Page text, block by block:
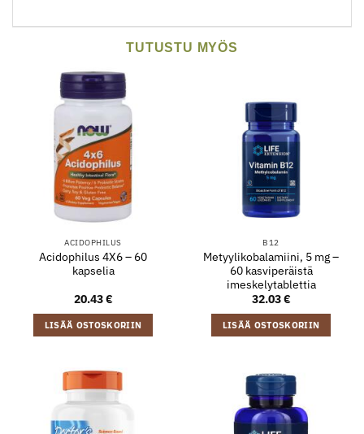
TUTUSTU MYÖS
ACIDOPHILUS
Acidophilus 4X6 – 60
kapselia
20.43€
LISÄÄ OSTOSKORIIN
B12
Metyylikobalamiini, 5 mg –
60 kasviperäistä
imeskelytablettia
32.03€
LISÄÄ OSTOSKORIIN